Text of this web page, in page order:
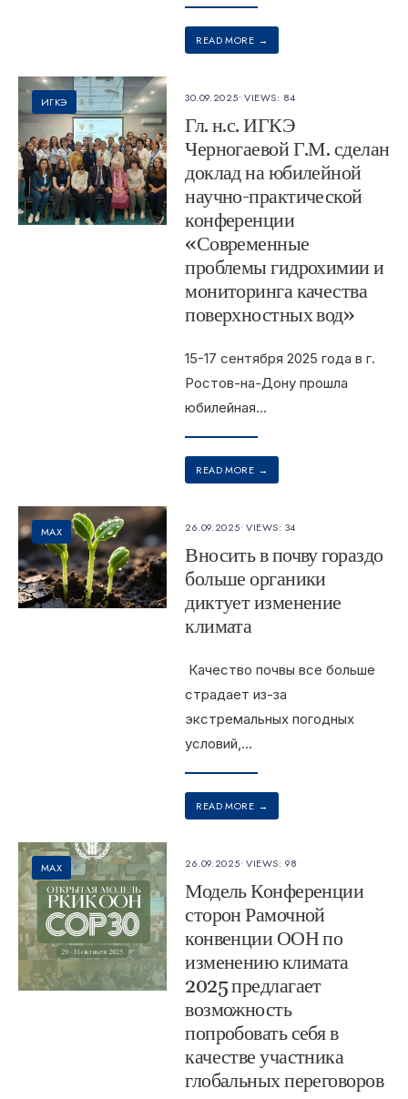
READ MORE →
ИГКЭ 30.09.2025•VIEWS: 84
Гл. н.с. ИГКЭ
Черногаевой Г.М. сделан
доклад на юбилейной
научно-практической
конференции
«Современные
проблемы гидрохимии и
мониторинга качества
поверхностных вод»
15-17 сентября 2025 года в г.
Ростов-на-Дону прошла
юбилейная...
READ MORE →
MAX 26.09.2025•VIEWS: 34
Вносить в почву гораздо
больше органики
диктует изменение
климата
Качество почвы все больше
страдает из-за
экстремальных погодных
условий,...
READ MORE →
MAX 26.09.2025•VIEWS: 98
Модель Конференции
сторон Рамочной
конвенции ООН по
изменению климата
2025 предлагает
возможность
попробовать себя в
качестве участника
глобальных переговоров